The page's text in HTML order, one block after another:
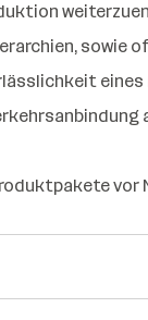
sowie
vor